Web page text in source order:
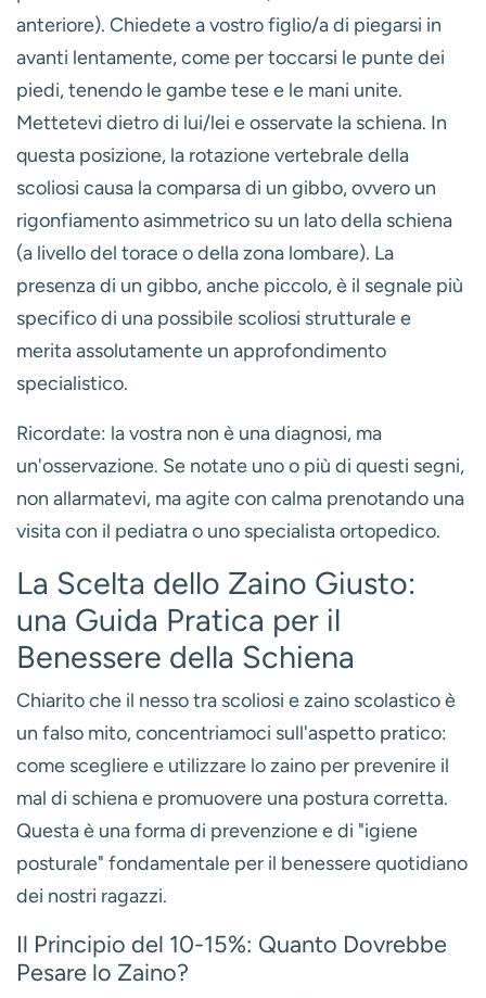
anteriore). Chiedete a vostro figlio/a di piegarsi in
avanti lentamente, come per toccarsi le punte dei
piedi, tenendo le gambe tese e le mani unite.
Mettetevi dietro di lui/lei e osservate la schiena. In
questa posizione, la rotazione vertebrale della
scoliosi causa la comparsa di un gibbo, ovvero un
rigonfiamento asimmetrico su un lato della schiena
(a livello del torace o della zona lombare). La
presenza di un gibbo, anche piccolo, è il segnale più
specifico di una possibile scoliosi strutturale e
merita assolutamente un approfondimento
specialistico.
Ricordate: la vostra non è una diagnosi, ma
un'osservazione. Se notate uno o più di questi segni,
non allarmatevi, ma agite con calma prenotando una
visita con il pediatra o uno specialista ortopedico.
La Scelta dello Zaino Giusto:
una Guida Pratica per il
Benessere della Schiena
Chiarito che il nesso tra scoliosi e zaino scolasticoè
un falso mito, concentriamoci sull'aspetto pratico:
come scegliere e utilizzare lo zaino per prevenire il
mal di schiena e promuovere una postura corretta.
Questa è una forma di prevenzione e di "igiene
posturale" fondamentale per il benessere quotidiano
dei nostri ragazzi.
Il Principio del 10-15%: Quanto Dovrebbe
Pesare lo Zaino?